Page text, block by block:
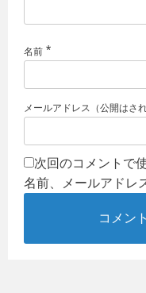
名前 *
メールアドレス（公開はさ
次回のコメントで
名前、メールアドレ